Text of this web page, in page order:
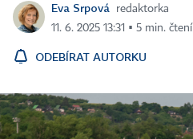
Eva Srpová
redaktorka
11. 6. 2025 13:31 ▪ 5 min. čtení
ODEBÍRAT AUTORKU